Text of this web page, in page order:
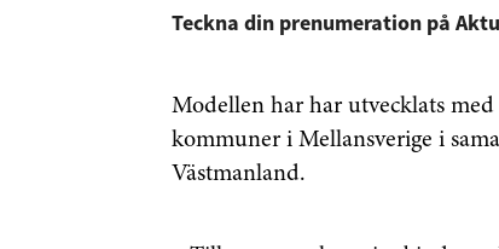
Teckna din prenumeration på
Modellen har har utvecklats
kommuner i Mellansverige i
Västmanland.